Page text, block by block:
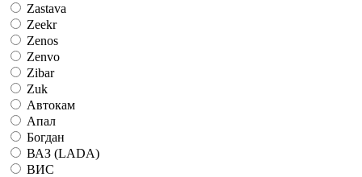
Zastava
Zeekr
Zenos
Zenvo
Zibar
Zuk
Автокам
Апал
Богдан
ВАЗ (LADA)
ВИС